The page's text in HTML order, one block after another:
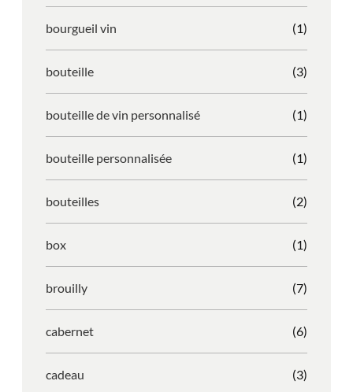
bourgueil vin (1)
bouteille (3)
bouteille de vin personnalisé (1)
bouteille personnalisée (1)
bouteilles (2)
box (1)
brouilly (7)
cabernet (6)
cadeau (3)